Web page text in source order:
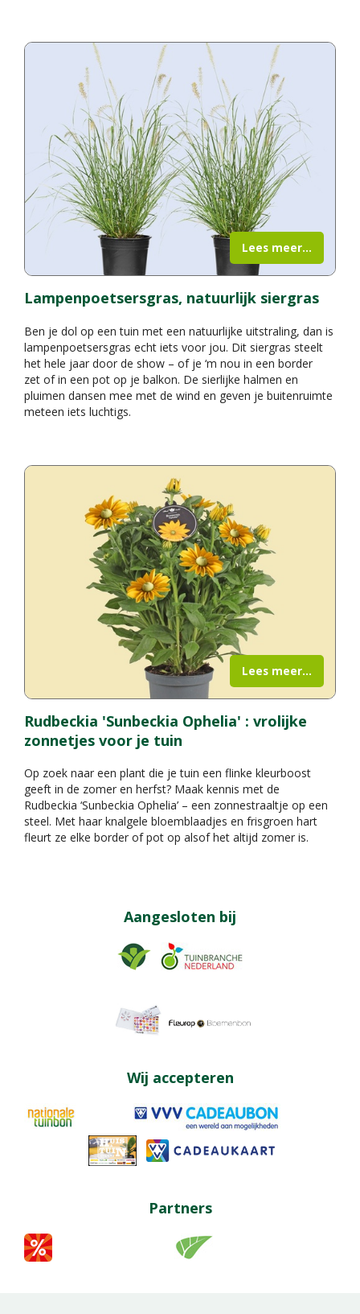
Lampenpoetsersgras, natuurlijk siergras
Ben je dol op een tuin met een natuurlijke uitstraling, dan is
lampenpoetsersgras echt iets voor jou. Dit siergras steelt
het hele jaar door de show – of je ‘m nou in een border
zet of in een pot op je balkon. De sierlijke halmen en
pluimen dansen mee met de wind en geven je buitenruimte
meteen iets luchtigs.
Lees meer...
Rudbeckia 'Sunbeckia Ophelia' : vrolijke
zonnetjes voor je tuin
Op zoek naar een plant die je tuin een flinke kleurboost
geeft in de zomer en herfst? Maak kennis met de
Rudbeckia ‘Sunbeckia Ophelia’ – een zonnestraaltje op een
steel. Met haar knalgele bloemblaadjes en frisgroen hart
fleurt ze elke border of pot op alsof het altijd zomer is.
Lees meer...
Aangesloten bij
Wij accepteren
Partners